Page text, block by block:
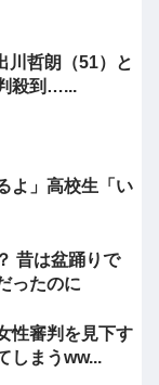
川哲朗（51）と
殺到…...
よ」高校生「い
昔は盆踊りで
ったのに
性審判を見下す
しまうww...